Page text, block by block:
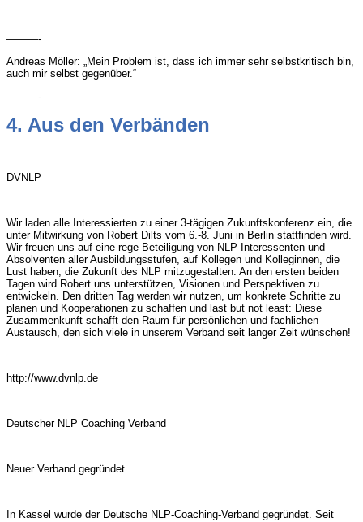
———-
Andreas Möller: „Mein Problem ist, dass ich immer sehr selbstkritisch bin,
auch mir selbst gegenüber.“
———-
4. Aus den Verbänden
DVNLP
Wir laden alle Interessierten zu einer 3-tägigen Zukunftskonferenz ein, die
unter Mitwirkung von Robert Dilts vom 6.-8. Juni in Berlin stattfinden wird.
Wir freuen uns auf eine rege Beteiligung von NLP Interessenten und
Absolventen aller Ausbildungsstufen, auf Kollegen und Kolleginnen, die
Lust haben, die Zukunft des NLP mitzugestalten. An den ersten beiden
Tagen wird Robert uns unterstützen, Visionen und Perspektiven zu
entwickeln. Den dritten Tag werden wir nutzen, um konkrete Schritte zu
planen und Kooperationen zu schaffen und last but not least: Diese
Zusammenkunft schafft den Raum für persönlichen und fachlichen
Austausch, den sich viele in unserem Verband seit langer Zeit wünschen!
http://www.dvnlp.de
Deutscher NLP Coaching Verband
Neuer Verband gegründet
In Kassel wurde der Deutsche NLP-Coaching-Verband gegründet. Seit